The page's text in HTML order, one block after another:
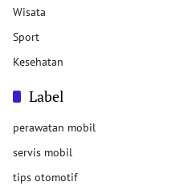
Wisata
Sport
Kesehatan
Label
perawatan mobil
servis mobil
tips otomotif